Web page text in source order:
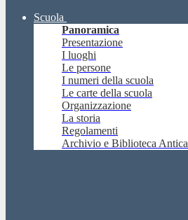
Scuola
Panoramica
Presentazione
I luoghi
Le persone
I numeri della scuola
Le carte della scuola
Organizzazione
La storia
Regolamenti
Archivio e Biblioteca Antica